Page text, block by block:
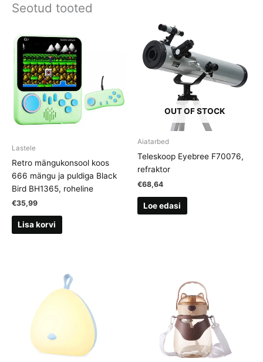
Seotud tooted
Lastele
Retro mängukonsool koos
666 mängu ja puldiga Black
Bird BH1365, roheline
€35,99
Lisa korvi
OUT OF STOCK
Aiatarbed
Teleskoop Eyebree F70076,
refraktor
€68,64
Loe edasi